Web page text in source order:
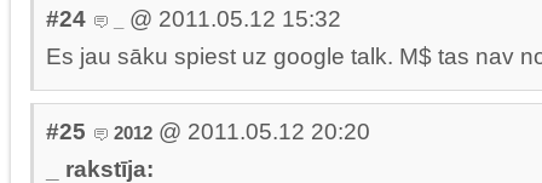
#24
@ 2011.05.12 15:32
Es jau sāku spiest uz google talk. M$ tas nav
#25 2012 @ 2011.05.12 20:20
_ rakstīja: